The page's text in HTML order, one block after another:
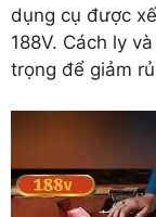
dụng cụ được
188V. Cách ly
trọng để giảm